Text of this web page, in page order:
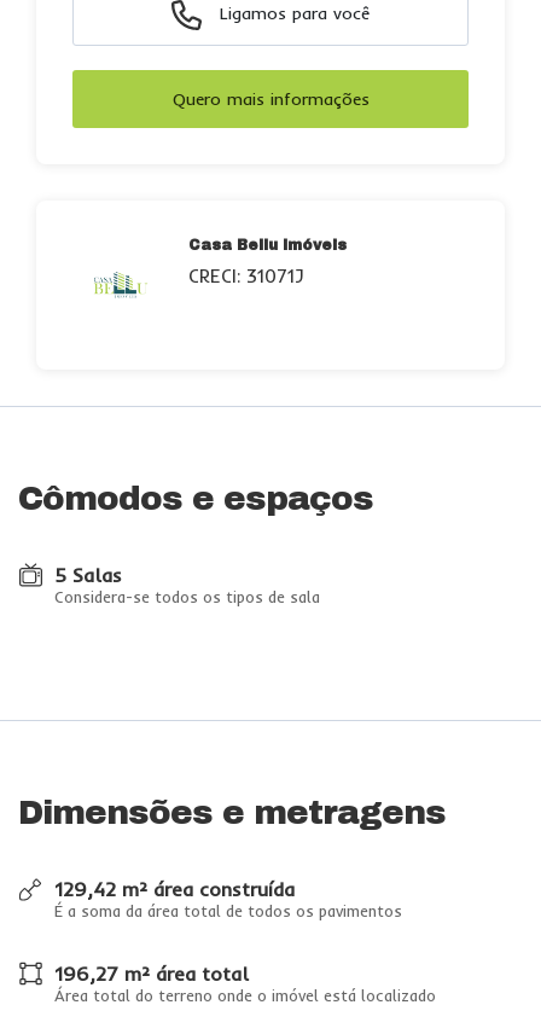
Ligamos para você
Quero mais informações
Casa Bellu Imóveis
CRECI: 31071J
Cômodos e espaços
5 Salas
Considera-se todos os tipos de sala
Dimensões e metragens
129,42 m² área construída
É a soma da área total de todos os pavimentos
196,27 m² área total
Área total do terreno onde o imóvel está localizado